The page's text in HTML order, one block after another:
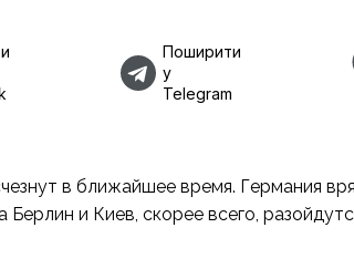
Поширити
у
Telegram
в ближайшее время. Германия
и Киев, скорее всего,